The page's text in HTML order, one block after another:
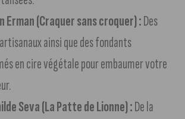
Erman (Craquer sans croquer) :Des
ainsi que des fondants
en cire végétale pour embaumer votre
Seva (La Patte de Lionne) :De la